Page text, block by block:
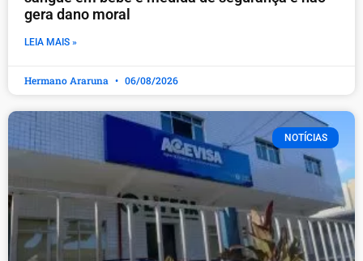
gera dano moral
LEIA MAIS »
Hermano Araruna 06/08/2026
NOTÍCIAS